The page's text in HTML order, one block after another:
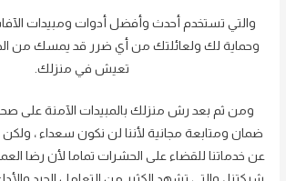
والتي تستخدم أحدث وأفضل أدوات ومبيدات
وحماية لك ولعائلتك من أي ضرر قد يمسك من
تعيش في منزلك.
ومن ثم بعد رش منزلك بالمبيدات الآمنة على
ضمان ومتابعة مجانية لأننا لن نكون سعداء ،
عن خدماتنا للقضاء على الحشرات تماما لأن رضا